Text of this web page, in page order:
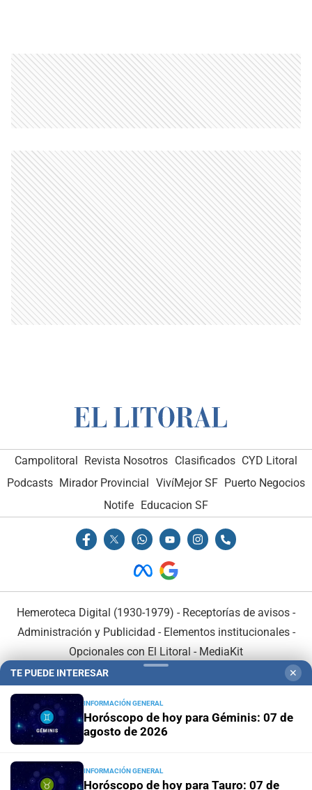
Campolitoral Revista Nosotros Clasificados CYD Litoral
Podcasts Mirador Provincial VivíMejor SF Puerto Negocios
Notife
Educacion SF
Hemeroteca Digital (1930-1979) - Receptorías de avisos -
Administración y Publicidad - Elementos institucionales-
Opcionales con El Litoral - MediaKit
En Asociación con:
TE PUEDE INTERESAR ✕
INFORMACIÓN GENERAL
Horóscopo de hoy para Géminis: 07 de
agosto de 2026
INFORMACIÓN GENERAL
Horóscopo de hoy para Tauro: 07 de